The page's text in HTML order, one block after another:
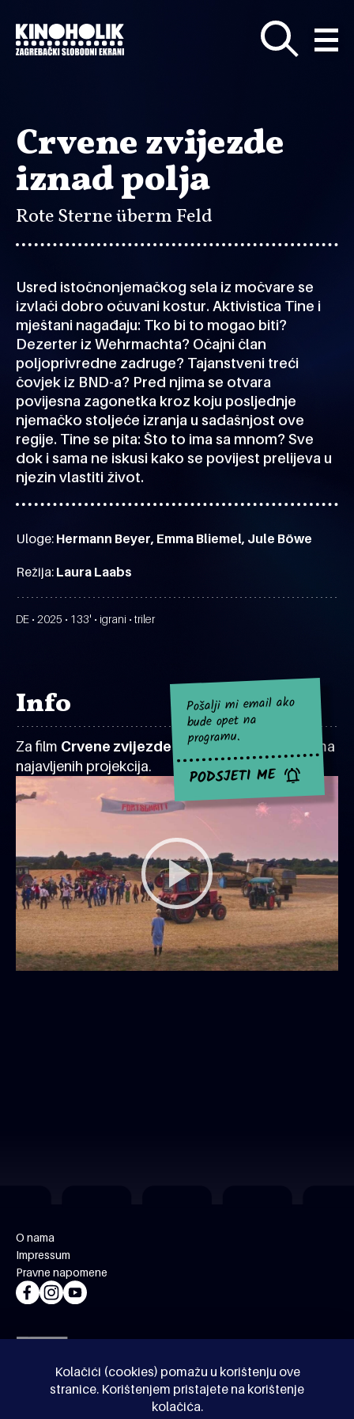
glavni
sadržaj
Kolačići (cookies) pomažu u korištenju ove
stranice. Korištenjem pristajete na korištenje
kolačića.
Crvene zvijezde
iznad polja
Rote Sterne überm Feld
Usred istočnonjemačkog sela iz močvare se
izvlači dobro očuvani kostur. Aktivistica Tine i
mještani nagađaju: Tko bi to mogao biti?
Dezerter iz Wehrmachta? Očajni član
poljoprivredne zadruge? Tajanstveni treći
čovjek iz BND-a? Pred njima se otvara
povijesna zagonetka kroz koju posljednje
njemačko stoljeće izranja u sadašnjost ove
regije. Tine se pita: Što to ima sa mnom? Sve
dok i sama ne iskusi kako se povijest prelijeva u
njezin vlastiti život.
Uloge: Hermann Beyer, Emma Bliemel, Jule Böwe
Režija: Laura Laabs
DE • 2025 • 133' • igrani • triler
Info
Za film Crvene zvijezde iznad polja
za sad nema
najavljenih projekcija.
Pošalji mi email ako
bude opet na
programu.
PODSJETI ME
O nama
Impressum
Pravne napomene